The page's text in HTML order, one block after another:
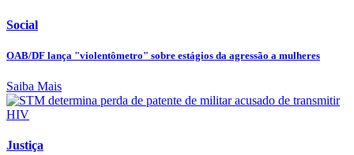
Social
OAB/DF lança "violentômetro" sobre estágios da agressão a mulheres
Saiba Mais
Justiça